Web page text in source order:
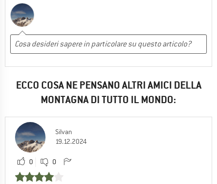
ECCO COSA NE PENSANO ALTRI AMICI DELLA
MONTAGNA DI TUTTO IL MONDO:
Silvan
19.12.2024
0 0